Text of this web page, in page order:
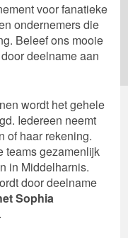
voor fanatieke
ondernemers die
Beleef ons mooie
deelname aan
wordt het gehele
Iedereen neemt
of haar rekening.
teams gezamenlijk
in Middelharnis.
door deelname
Sophia